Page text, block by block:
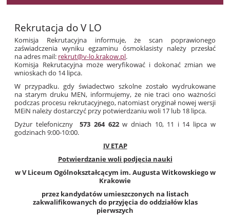
Rekrutacja do V LO
Komisja Rekrutacyjna informuje, że scan poprawionego
zaświadczenia wyniku egzaminu ósmoklasisty należy przesłać
na adres mail: rekrut@v-lo.krakow.pl.
Komisja Rekrutacyjna może weryfikować i dokonać zmian we
wnioskach do 14 lipca.
W przypadku. gdy świadectwo szkolne zostało wydrukowane
na starym druku MEN, informujemy, że nie traci ono ważności
podczas procesu rekrutacyjnego, natomiast oryginał nowej wersji
MEiN należy dostarczyć przy potwierdzaniu woli 17 lub 18 lipca.
Dyżur telefoniczny
573 264 622w dniach 10, 11 i 14 lipca w
godzinach 9:00-10:00.
IV ETAP
Potwierdzanie woli podjęcia nauki
w V Liceum Ogólnokształcącym im. Augusta Witkowskiego w
Krakowie
przez kandydatów umieszczonych na listach
zakwalifikowanych do przyjęcia do oddziałów klas
pierwszych